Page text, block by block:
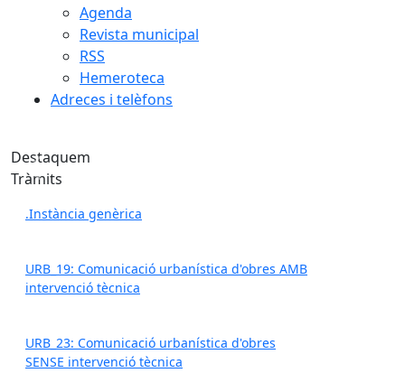
Agenda
Revista municipal
RSS
Hemeroteca
Adreces i telèfons
Destaquem
Festa Major de Sant Feliu 2026
Anterior
Tràmits
.Instància genèrica
URB_19: Comunicació urbanística d'obres AMB
intervenció tècnica
URB_23: Comunicació urbanística d'obres
SENSE intervenció tècnica